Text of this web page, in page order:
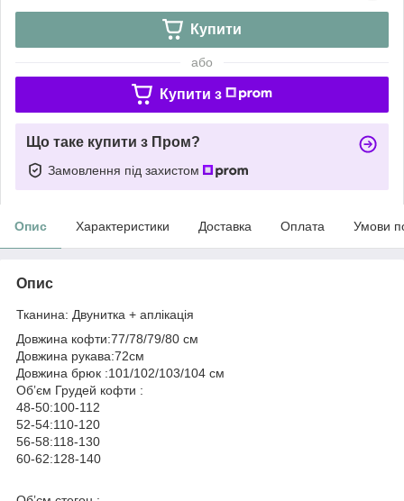
Купити
або
Купити з
Що таке купити з Пром?
Замовлення під захистом
Опис Характеристики Доставка Оплата Умови
Опис
Тканина: Двунитка + аплікація
Довжина кофти:77/78/79/80 см
Довжина рукава:72см
Довжина брюк :101/102/103/104 см
Обʼєм Грудей кофти :
48-50:100-112
52-54:110-120
56-58:118-130
60-62:128-140